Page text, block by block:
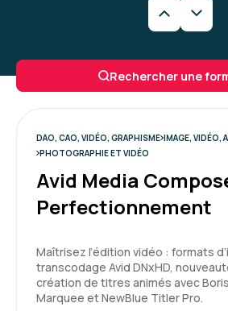
Formateur super, au-delà de
Formation : Adobe Premiere Pro
Yannis K.
Rechercher une
DAO, CAO, VIDÉO, GRAPHISME IMAGE, VIDÉO,
PHOTOGRAPHIE ET VIDÉO
Avid Media
Perfectionnement
Maîtrisez l’édition vidéo : formats
transcodage Avid DNxHD,
création de titres animés avec
Marquee et NewBlue Titler Pro.